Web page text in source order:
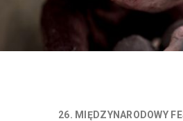
26. MIĘDZYNARODOWY